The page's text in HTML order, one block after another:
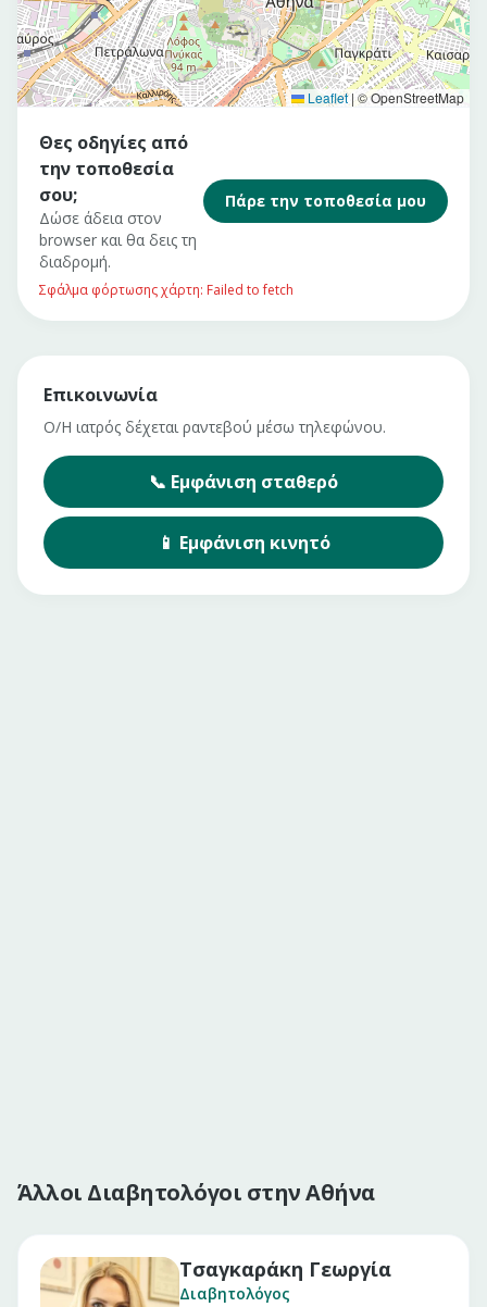
Leaflet |© OpenStreetMap
Θες οδηγίες από
την τοποθεσία
σου;
Δώσε άδεια στον
browser και θα δεις τη
διαδρομή.
Πάρε την τοποθεσία μου
Σφάλμα φόρτωσης χάρτη: Failed to fetch
Επικοινωνία
Ο/Η ιατρός δέχεται ραντεβού μέσω τηλεφώνου.
📞 Εμφάνιση σταθερό
📱 Εμφάνιση κινητό
Άλλοι Διαβητολόγοι στην Αθήνα
Τσαγκαράκη Γεωργία
Διαβητολόγος